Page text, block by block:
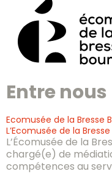
content
Entre nous
Ecomusée de la Bresse
L’Ecomusée de la
L’Écomusée de la
chargé(e) de
compétences au